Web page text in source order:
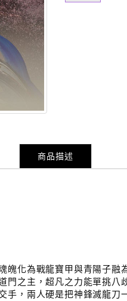
商品描述
化為戰龍寶甲與青陽子
之主，超凡之力能單挑
，兩人硬是把神鋒滅龍